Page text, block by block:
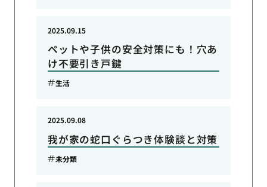
ペットや子供の安全対策にも！穴あ
け不要引き戸鍵
2025.09.15
生活
我が家の蛇口ぐらつき体験談と対策
2025.09.08
未分類